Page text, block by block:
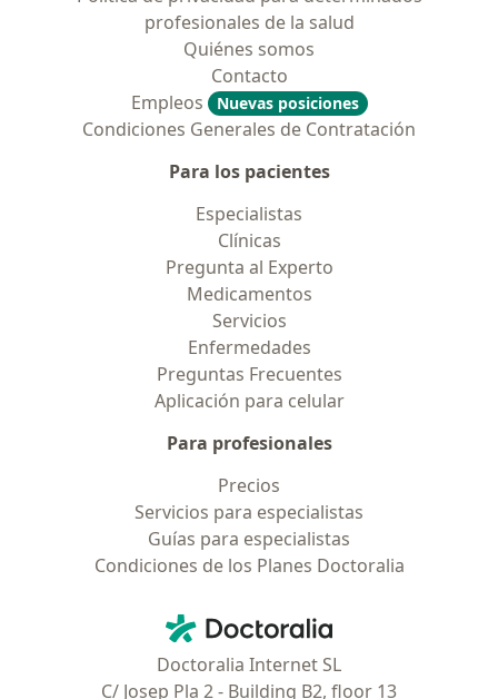
profesionales de la salud
Quiénes somos
Contacto
Empleos
Nuevas posiciones
Condiciones Generales de Contratación
Para los pacientes
Especialistas
Clínicas
Pregunta al Experto
Medicamentos
Servicios
Enfermedades
Preguntas Frecuentes
Aplicación para celular
Para profesionales
Precios
Servicios para especialistas
Guías para especialistas
Condiciones de los Planes Doctoralia
Doctoralia - Página de inicio
Doctoralia Internet SL
C/ Josep Pla 2 - Building B2, floor 13